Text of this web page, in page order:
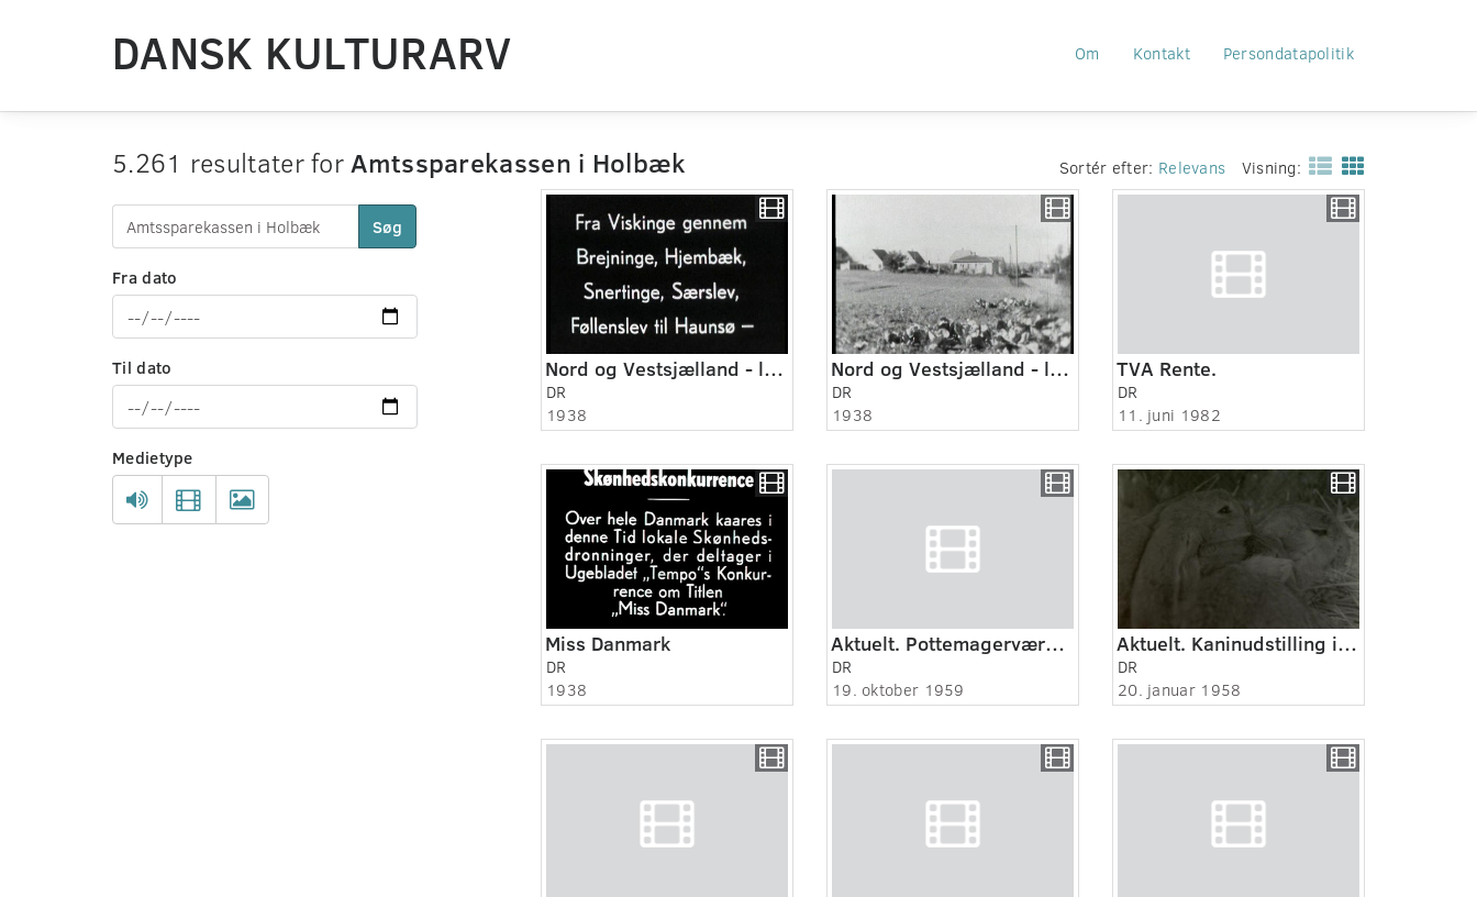
DANSK KULTURARV Om Kontakt Persondatapolitik
5.261 resultater forAmtssparekassen i Holbæk
Søg
Fra dato
Til dato
Medietype
Sortér efter: Relevans Visning:
Nord og Vestsjælland - landsbyer i Holbæk amt 1938
DR
1938
Nord og Vestsjælland - landsbyer i Holbæk amt 1938
DR
1938
TVA Rente.
DR
11. juni 1982
Miss Danmark
DR
1938
Aktuelt. Pottemagerværksted i Holbæk.
DR
19. oktober 1959
Aktuelt. Kaninudstilling i Holbæk.
DR
20. januar 1958